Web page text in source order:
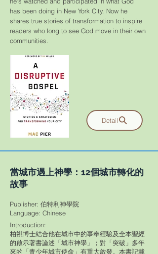
has been doing in New York City. Now he
shares true stories of transformation to inspire
readers who long to see God move in their own
communities.
Detail
當城市遇上神學：12個城市轉化的
故事
Publisher: 伯特利神學院
​Language: Chinese
Introduction:
柏祺博士結合他在城市中的事奉經驗及全本聖經
的啟示著書論述「城市神學」；對「突破」多年
來的「青少年城市使命」有重大啟發。本書記載